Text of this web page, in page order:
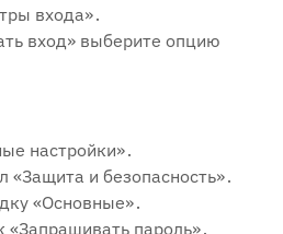
входа»․
вход» выберите опцию
настройки»․
«Защита и безопасность»․
«Основные»․
пароль»․